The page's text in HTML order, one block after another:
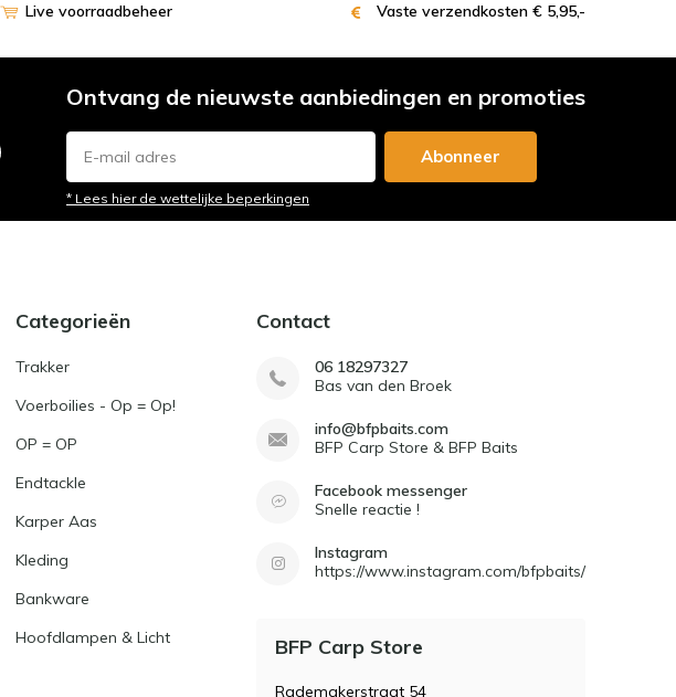
Live voorraadbeheer Vaste verzendkosten € 5,95,-
Ontvang de nieuwste aanbiedingen en promoties
Abonneer
* Lees hier de wettelijke beperkingen
Categorieën
Trakker
Voerboilies - Op = Op!
OP = OP
Endtackle
Karper Aas
Kleding
Bankware
Hoofdlampen & Licht
Contact
06 18297327
Bas van den Broek
info@bfpbaits.com
BFP Carp Store & BFP Baits
Facebook messenger
Snelle reactie !
Instagram
https://www.instagram.com/bfpbaits/
BFP Carp Store
Rademakerstraat 54